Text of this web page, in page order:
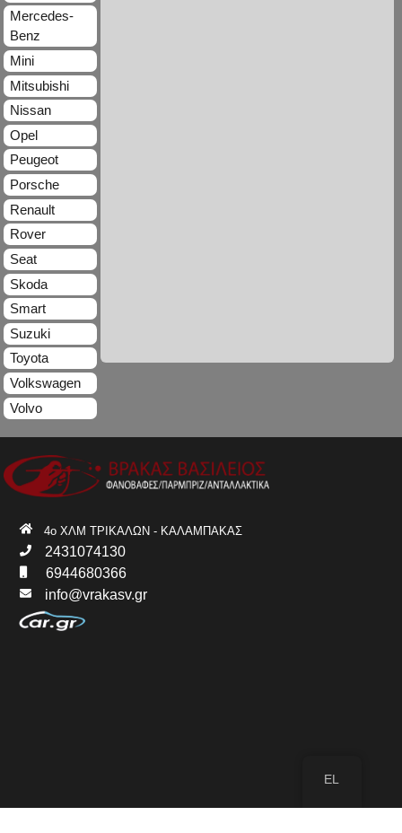
Mercedes-
Benz
Mini
Mitsubishi
Nissan
Opel
Peugeot
Porsche
Renault
Rover
Seat
Skoda
Smart
Suzuki
Toyota
Volkswagen
Volvo
4ο ΧΛΜ ΤΡΙΚΑΛΩΝ - ΚΑΛΑΜΠΑΚΑΣ
2431074130
6944680366
info@vrakasv.gr
EL